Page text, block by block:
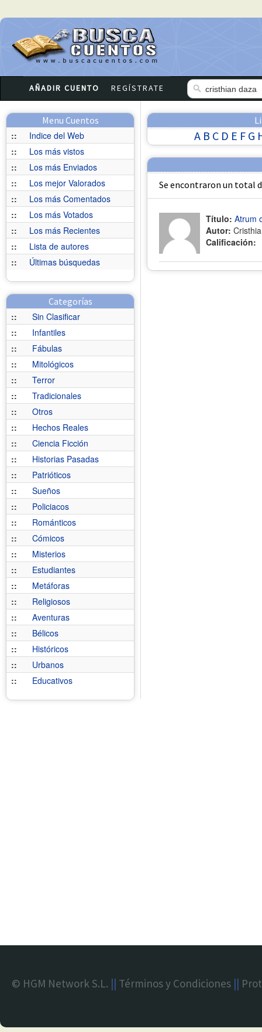
AÑADIR CUENTO REGÍSTRATE
Menu Cuentos
::
Indice del Web
::
Los más vistos
::
Los más Enviados
::
Los mejor Valorados
::
Los más Comentados
::
Los más Votados
::
Los más Recientes
::
Lista de autores
::
Últimas búsquedas
Categorías
::
Sin Clasificar
::
Infantiles
::
Fábulas
::
Mitológicos
::
Terror
::
Tradicionales
::
Otros
::
Hechos Reales
::
Ciencia Ficción
::
Historias Pasadas
::
Patrióticos
::
Sueños
::
Policiacos
::
Románticos
::
Cómicos
::
Misterios
::
Estudiantes
::
Metáforas
::
Religiosos
::
Aventuras
::
Bélicos
::
Históricos
::
Urbanos
::
Educativos
A B C D E F G
Se encontraron un total
Título: Atrum
Autor:
Calificación:
© HGM Network S.L. || Términos y Condiciones ||